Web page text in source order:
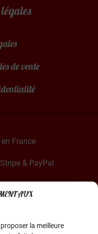
AUX
la meilleure
de vente
France
& PayPal